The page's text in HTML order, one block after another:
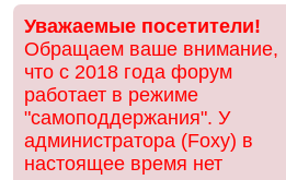
Уважаемые посетители!
Обращаем ваше внимание,
что с 2018 года форум
работает в режиме
"самоподдержания". У
администратора (Foxy) в
настоящее время нет